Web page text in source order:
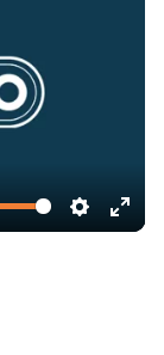
Settings